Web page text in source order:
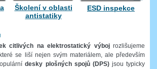
Školení v oblasti
antistatiky
ESD inspekce
citlivých na elektrostatický výbojrozlišujeme
se liší nejen svým materiálem, ale především
desky plošných spojů (DPS) jsou typicky